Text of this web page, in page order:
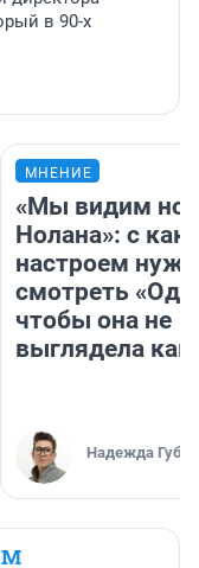
в 90-х
МНЕНИЕ
«Мы видим
Нолана»: с
настроем
смотреть
чтобы она не
выглядела как
Надежда